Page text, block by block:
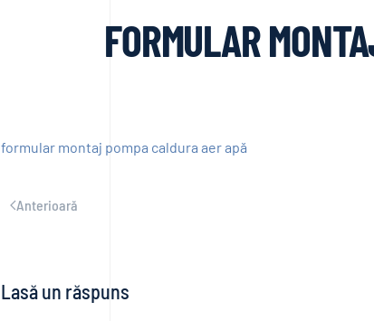
FORMULAR
formular montaj pompa caldura aer apă
Anterioară
Lasă un răspuns